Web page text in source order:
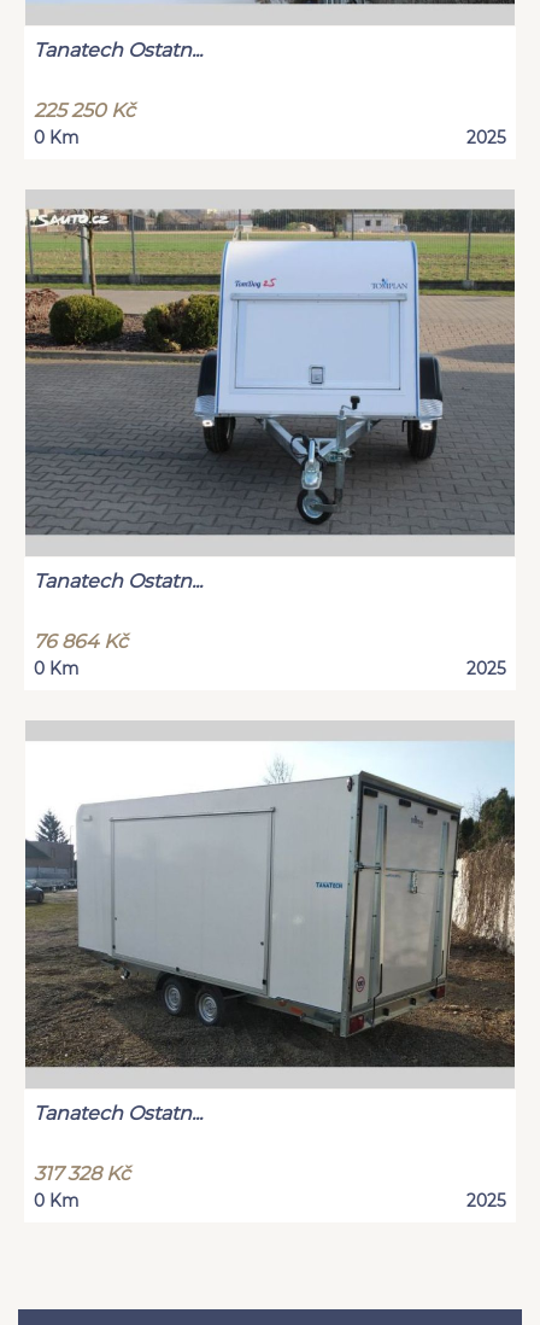
Tanatech Ostatn...
225 250 Kč
0 Km 2025
Tanatech Ostatn...
76 864 Kč
0 Km 2025
Tanatech Ostatn...
317 328 Kč
0 Km 2025